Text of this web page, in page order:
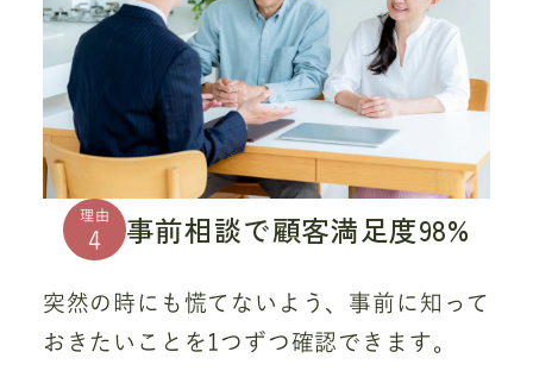
理由
4 事前相談で顧客満足度98%
突然の時にも慌てないよう、事前に知って
おきたいことを1つずつ確認できます。